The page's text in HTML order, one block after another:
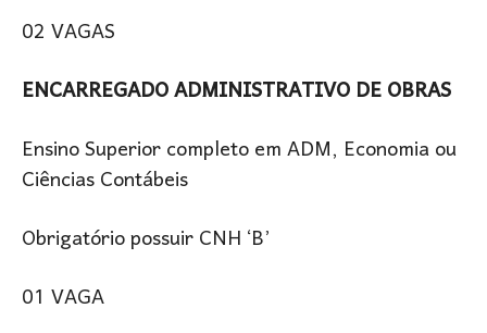
02 VAGAS
ENCARREGADO ADMINISTRATIVO DE OBRAS
Ensino Superior completo em ADM, Economia ou
Ciências Contábeis
Obrigatório possuir CNH ‘B’
01 VAGA